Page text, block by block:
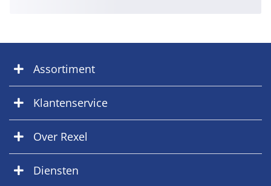
Assortiment
Klantenservice
Over Rexel
Diensten